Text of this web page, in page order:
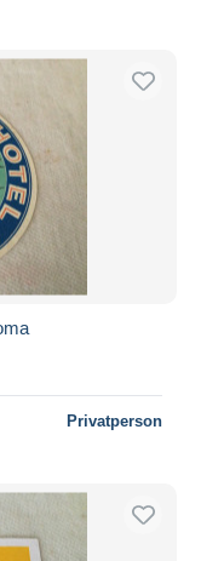
Privatperson